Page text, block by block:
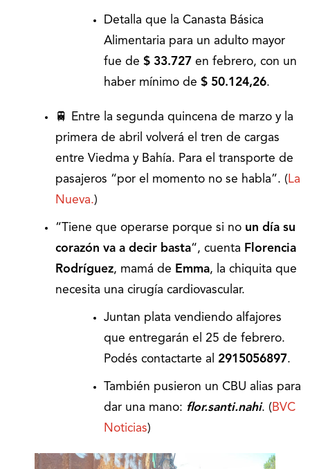
Detalla que la Canasta Básica
Alimentaria para un adulto mayor
fue de $ 33.727 en febrero, con un
haber mínimo de $ 50.124,26.
🚆 Entre la segunda quincena de marzo y la
primera de abril volverá el tren de cargas
entre Viedma y Bahía. Para el transporte de
pasajeros “por el momento no se habla”. ( La
Nueva.)
“Tiene que operarse porque si no un día su
corazón va a decir basta“, cuenta Florencia
Rodríguez, mamá de Emma, la chiquita que
necesita una cirugía cardiovascular.
Juntan plata vendiendo alfajores
que entregarán el 25 de febrero.
Podés contactarte al 2915056897.
También pusieron un CBU alias para
dar una mano: flor.santi.nahi. ( BVC
Noticias)